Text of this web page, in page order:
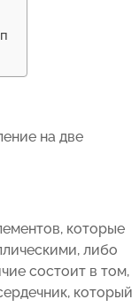
на две
которые
либо
состоит в том,
который